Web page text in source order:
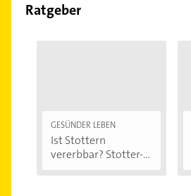
Ratgeber
GESÜNDER LEBEN
Ist Stottern
vererbbar? Stotter-